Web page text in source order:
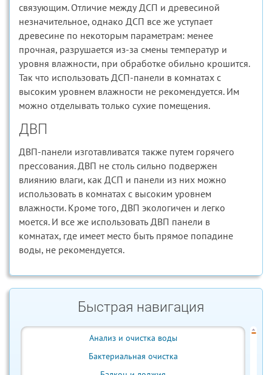
связующим. Отличие между ДСП и древесиной
незначительное, однако ДСП все же уступает
древесине по некоторым параметрам: менее
прочная, разрушается из-за смены температур и
уровня влажности, при обработке обильно крошится.
Так что использовать ДСП-панели в комнатах с
высоким уровнем влажности не рекомендуется. Им
можно отделывать только сухие помещения.
ДВП
ДВП-панели изготавливатся также путем горячего
прессования. ДВП не столь сильно подвержен
влиянию влаги, как ДСП и панели из них можно
использовать в комнатах с высоким уровнем
влажности. Кроме того, ДВП экологичен и легко
моется. И все же использовать ДВП панели в
комнатах, где имеет место быть прямое попадине
воды, не рекомендуется.
Быстрая навигация
Анализ и очистка воды
Бактериальная очистка